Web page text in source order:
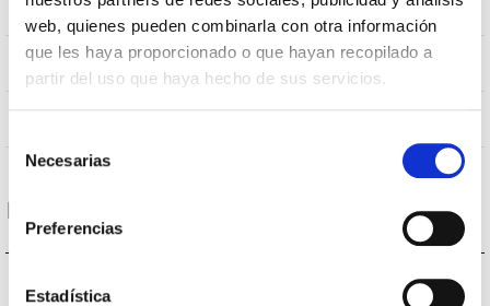
web, quienes pueden combinarla con otra información
que les haya proporcionado o que hayan recopilado a
partir del uso que haya hecho de sus servicios.
Necesarias
Preferencias
Estadística
couleurs
Angle d’ouverture 120
Logement et finition
IP20